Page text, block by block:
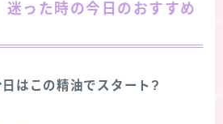
迷った時の今日のおすすめ
はこの精油でスタート?